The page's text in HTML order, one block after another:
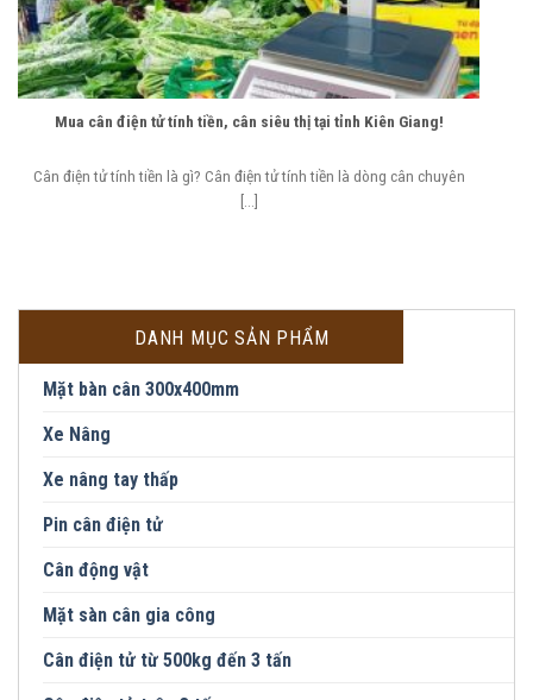
Mua cân điện tử tính tiền, cân siêu thị tại tỉnh Kiên Giang!
Cân điện tử tính tiền là gì? Cân điện tử tính tiền là dòng cân chuyên
[...]
DANH MỤC SẢN PHẨM
Mặt bàn cân 300x400mm
Xe Nâng
Xe nâng tay thấp
Pin cân điện tử
Cân động vật
Mặt sàn cân gia công
Cân điện tử từ 500kg đến 3 tấn